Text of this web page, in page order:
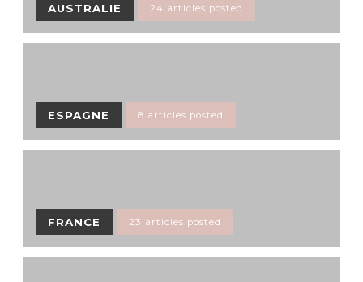
AUSTRALIE 24 articles posted
ESPAGNE 8 articles posted
FRANCE 23 articles posted